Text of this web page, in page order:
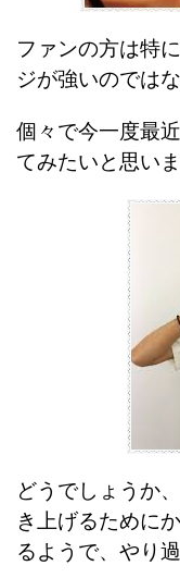
ファンの方は特
ジが強いのでは
個々で今一度最
てみたいと思い
どうでしょうか
き上げるために
るようで、やり